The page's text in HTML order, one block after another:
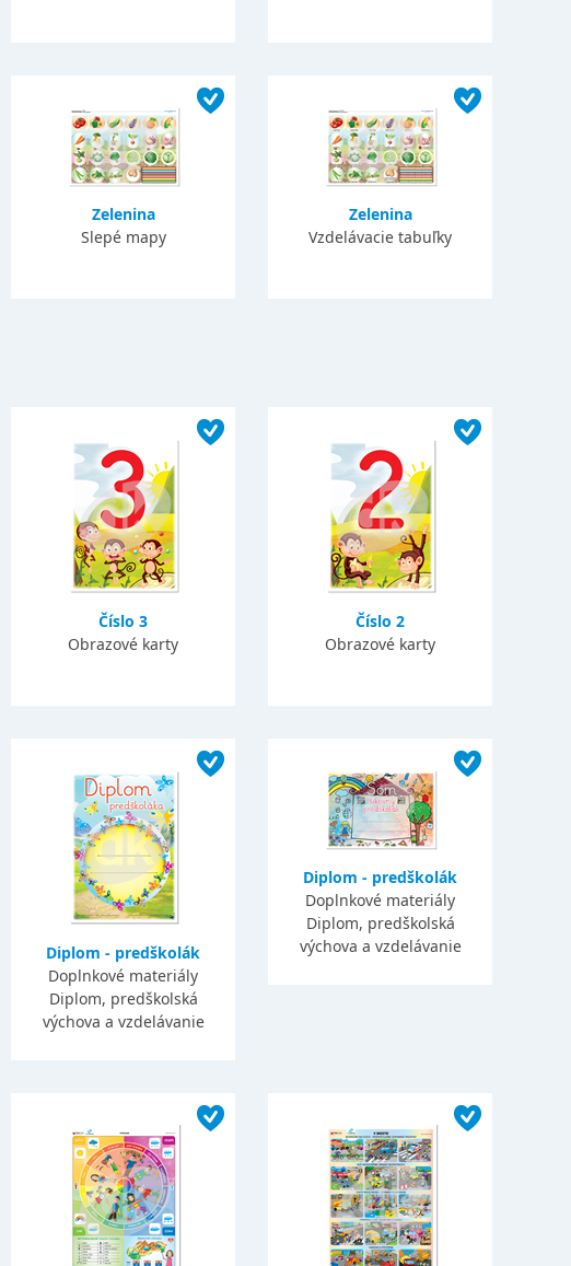
Zelenina
Slepé mapy
Zelenina
Vzdelávacie tabuľky
Číslo 3
Obrazové karty
Číslo 2
Obrazové karty
Diplom - predškolák
Doplnkové materiály
Diplom, predškolská
výchova a vzdelávanie
Diplom - predškolák
Doplnkové materiály
Diplom, predškolská
výchova a vzdelávanie